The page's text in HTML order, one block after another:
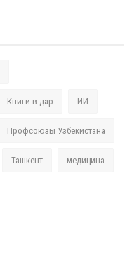
Книги в дар ИИ
Профсоюзы Узбекистана
Ташкент медицина